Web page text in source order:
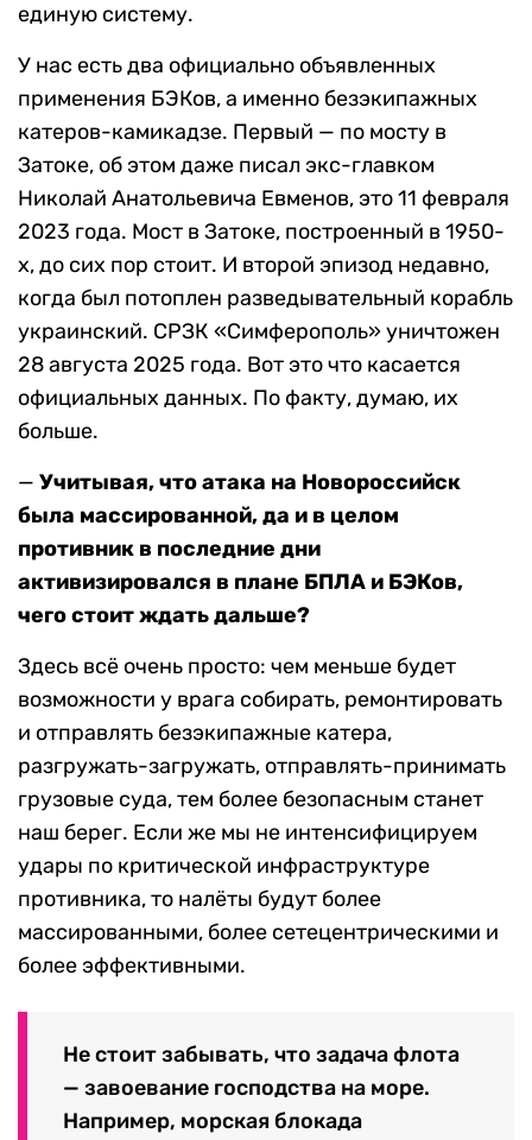
единую систему.
У нас есть два официально объявленных
применения БЭКов, а именно безэкипажных
катеров-камикадзе. Первый — по мосту в
Затоке, об этом даже писал экс-главком
Николай Анатольевича Евменов, это 11 февраля
2023 года. Мост в Затоке, построенный в 1950-
х, до сих пор стоит. И второй эпизод недавно,
когда был потоплен разведывательный корабль
украинский. СРЗК «Симферополь» уничтожен
28 августа 2025 года. Вот это что касается
официальных данных. По факту, думаю, их
больше.
— Учитывая, что атака на Новороссийск
была массированной, да и в целом
противник в последние дни
активизировался в плане БПЛА и БЭКов,
чего стоит ждать дальше?
Здесь всё очень просто: чем меньше будет
возможности у врага собирать, ремонтировать
и отправлять безэкипажные катера,
разгружать-загружать, отправлять-принимать
грузовые суда, тем более безопасным станет
наш берег. Если же мы не интенсифицируем
удары по критической инфраструктуре
противника, то налёты будут более
массированными, более сетецентрическими и
более эффективными.
Не стоит забывать, что задача флота
— завоевание господства на море.
Например, морская блокада